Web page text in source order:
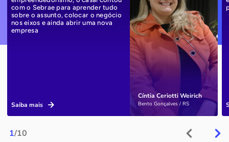
1/10
Cíntia Ceriotti Weirich
Bento Gonçalves / RS
com o Sebrae para aprender tudo
sobre o assunto, colocar o negócio
nos eixos e ainda abrir uma nova
empresa
Saiba mais